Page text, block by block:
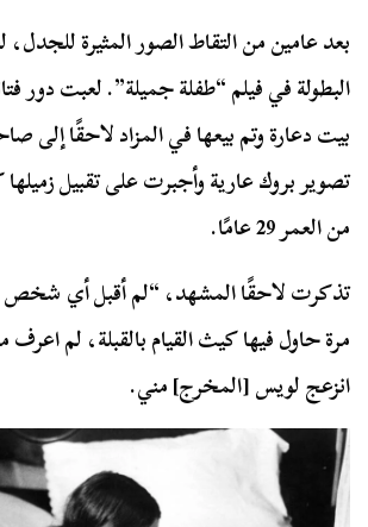
بعد عامين من التقاط الصور المثيرة
البطولة في فيلم “طفلة جميلة”. لعبت دور
بيت دعارة وتم بيعها في المزاد لاحقًا
تصوير بروك عارية وأجبرت على تقبيل زميلها
من العمر 29 عامًا.
تذكرت لاحقًا المشهد، “لم أقبل أي
مرة حاول فيها كيث القيام بالقبلة، لم اعرف
انزعج لويس [المخرج] مني.